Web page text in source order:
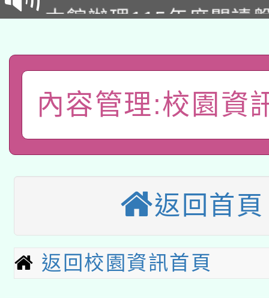
招)
本館辦理115年度閱讀
礎課程
A3數位素養講師名單
「數位內容與教學軟體
pilot」
轉知經濟部水利署委託
業技術研究院辦理「
用水績優單位及節水達
動」
115年8月22日(星期六
開 智慧啟航」
2026年桃園地景藝術
本校115學年度第2次
招甄選結果公告(無人
適應運動共學行動站研
內容管理:校園資
返回首頁
返回校園資訊首頁